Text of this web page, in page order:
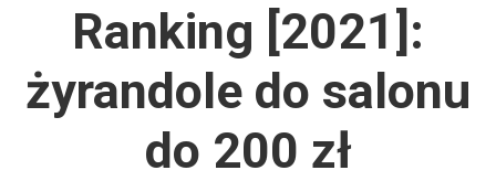
Ranking [2021]:
żyrandole do salonu
do 200 zł